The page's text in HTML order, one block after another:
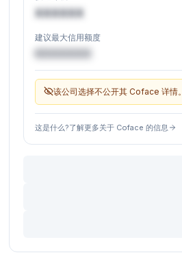
XXXXXX
建议最大信用额度
该公司选择不公开其 Coface 详情。
这是什么?了解更多关于 Coface 的信息